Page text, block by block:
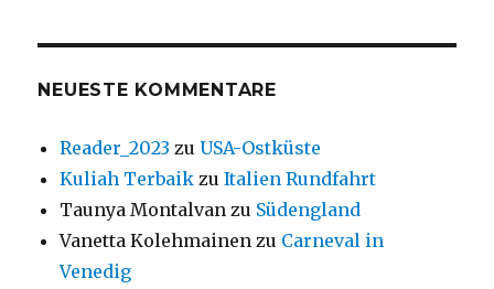
NEUESTE KOMMENTARE
Reader_2023 zuUSA-Ostküste
Kuliah Terbaik zuItalien Rundfahrt
Taunya Montalvan zu Südengland
Vanetta Kolehmainen zu Carneval in
Venedig